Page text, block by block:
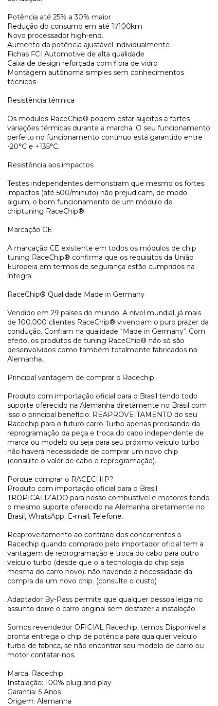
Potência até 25% a 30% maior
Redução do consumo em até 1l/100km
Novo processador high-end.
Aumento da potência ajustável individualmente
Fichas FCI Automotive de alta qualidade
Caixa de design reforçada com fibra de vidro
Montagem autônoma simples sem conhecimentos
técnicos
Resistência térmica
Os módulos RaceChip® podem estar sujeitos a fortes
variações térmicas durante a marcha. O seu funcionamento
perfeito no funcionamento contínuo está garantido entre
-20°C e +135°C.
Resistência aos impactos
Testes independentes demonstram que mesmo os fortes
impactos (até 500/minuto) não prejudicam, de modo
algum, o bom funcionamento de um módulo de
chiptuning RaceChip®.
Marcação CE
A marcação CE existente em todos os módulos de chip
tuning RaceChip® confirma que os requisitos da União
Europeia em termos de segurança estão cumpridos na
íntegra.
RaceChip® Qualidade Made in Germany
Vendido em 29 países do mundo. A nível mundial, já mais
de 100.000 clientes RaceChip® vivenciam o puro prazer da
condução. Confiam na qualidade "Made in Germany". Com
efeito, os produtos de tuning RaceChip® não só são
desenvolvidos como também totalmente fabricados na
Alemanha.
Principal vantagem de comprar o Racechip:
Produto com importação oficial para o Brasil tendo todo
suporte oferecido na Alemanha diretamente no Brasil com
isso o principal benefício: REAPROVEITAMENTO do seu
Racechip para o futuro carro Turbo apenas precisando da
reprogramação da peça e troca do cabo independente de
marca ou modelo ou seja para seu próximo veículo turbo
não haverá necessidade de comprar um novo chip
(consulte o valor de cabo e reprogramação).
Porque comprar o RACECHIP?
Produto com importação oficial para o Brasil
TROPICALIZADO para nosso combustível e motores tendo
o mesmo suporte oferecido na Alemanha diretamente no
Brasil, WhatsApp, E-mail, Telefone.
Reaproveitamento ao contrário dos concorrentes o
Racechip quando comprado pelo importador oficial tem a
vantagem de reprogramação e troca do cabo para outro
veículo turbo (desde que o a tecnologia do chip seja
mesma do carro novo), não havendo a necessidade da
compra de um novo chip. (consulte o custo)
Adaptador By-Pass permite que qualquer pessoa leiga no
assunto deixe o carro original sem desfazer a instalação.
Somos revendedor OFICIAL Racechip, temos Disponível a
pronta entrega o chip de potência para qualquer veículo
turbo de fabrica, se não encontrar seu modelo de carro ou
motor contatar-nos.
Marca: Racechip
Instalação: 100% plug and play
Garantia: 5 Anos
Origem: Alemanha